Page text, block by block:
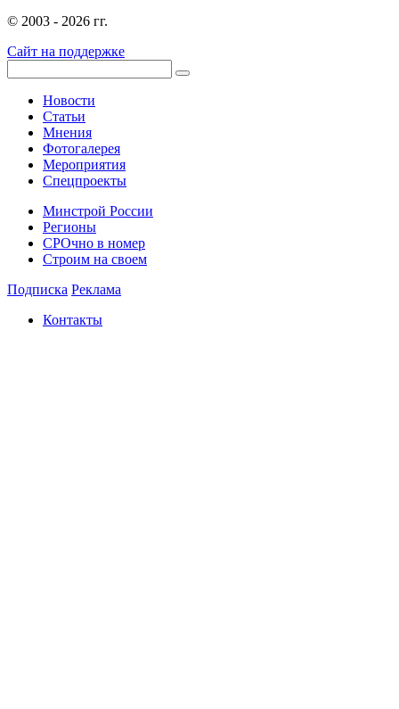
© 2003 - 2026 гг.
Сайт на поддержке
Новости
Статьи
Мнения
Фотогалерея
Мероприятия
Спецпроекты
Минстрой России
Регионы
СРОчно в номер
Строим на своем
Подписка Реклама
Контакты